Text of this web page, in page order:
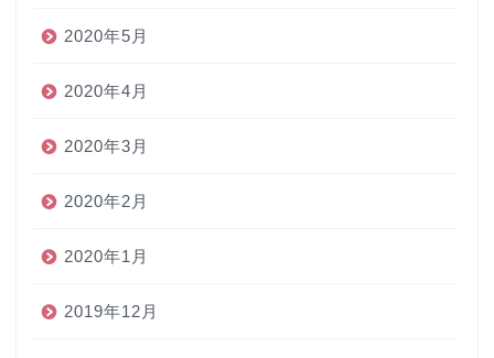
2020年5月
2020年4月
2020年3月
2020年2月
2020年1月
2019年12月